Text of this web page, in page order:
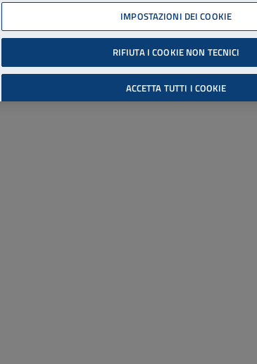
06 45539607
Accessibilità
Cerca
IMPOSTAZIONI DEI COOKIE
RIFIUTA I COOKIE NON TECNICI
ACCETTA TUTTI I COOKIE